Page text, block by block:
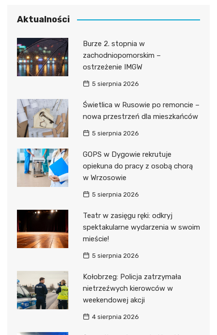
Aktualności
Burze 2. stopnia w
zachodniopomorskim –
ostrzeżenie IMGW
5 sierpnia 2026
Świetlica w Rusowie po remoncie –
nowa przestrzeń dla mieszkańców
5 sierpnia 2026
GOPS w Dygowie rekrutuje
opiekuna do pracy z osobą chorą
w Wrzosowie
5 sierpnia 2026
Teatr w zasięgu ręki: odkryj
spektakularne wydarzenia w swoim
mieście!
5 sierpnia 2026
Kołobrzeg: Policja zatrzymała
nietrzeźwych kierowców w
weekendowej akcji
4 sierpnia 2026